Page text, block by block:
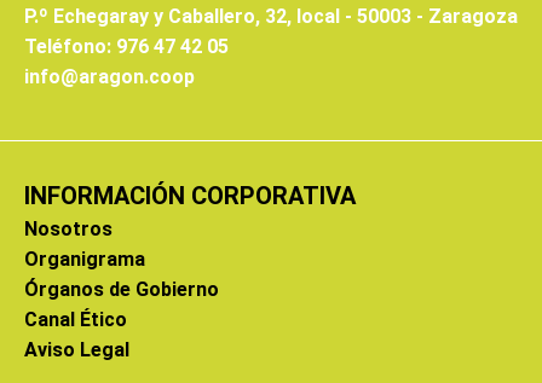
P.º Echegaray y Caballero, 32, local - 50003 - Zaragoza
Teléfono: 976 47 42 05
info@aragon.coop
INFORMACIÓN CORPORATIVA
Nosotros
Organigrama
Órganos de Gobierno
Canal Ético
Aviso Legal